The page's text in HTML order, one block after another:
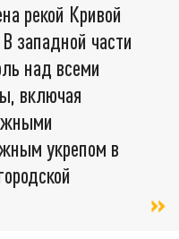
рекой Кривой
западной части
над всеми
включая
укрепом в